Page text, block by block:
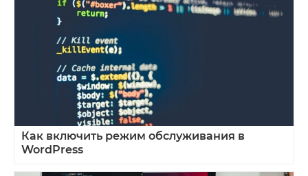
Как включить режим обслуживания в
WordPress